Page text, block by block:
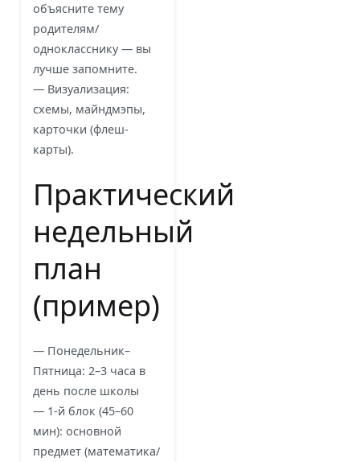
объясните тему
родителям/
однокласснику — вы
лучше запомните.
— Визуализация:
схемы, майндмэпы,
карточки (флеш-
карты).
Практический
недельный
план
(пример)
— Понедельник–
Пятница: 2–3 часа в
день после школы
— 1-й блок (45–60
мин): основной
предмет (математика/